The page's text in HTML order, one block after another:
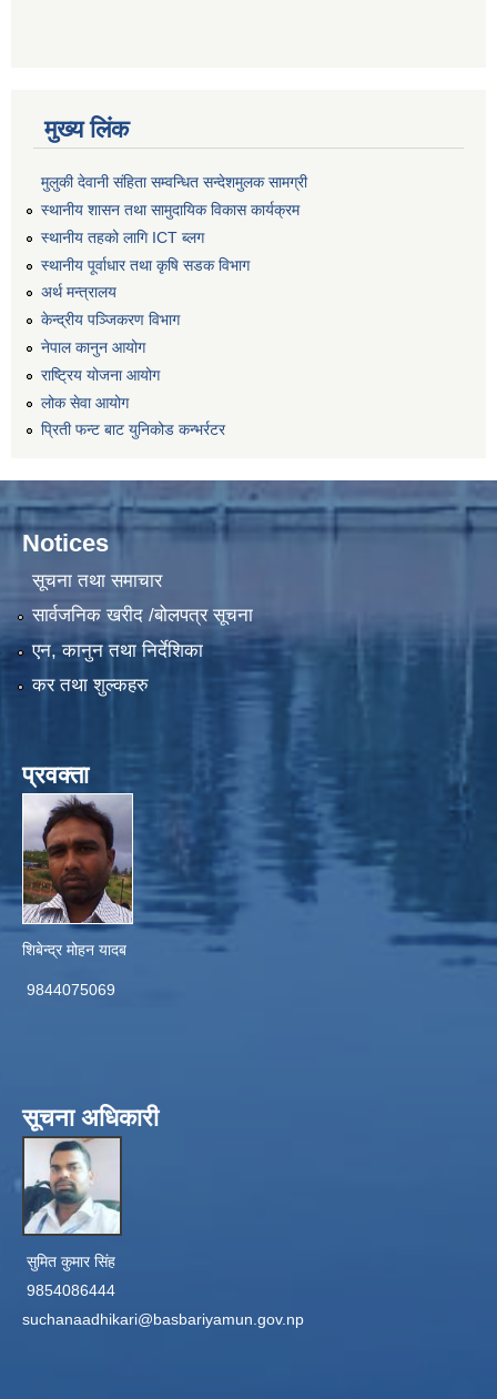
मुख्य लिंक
मुलुकी देवानी संहिता सम्वन्धित सन्देशमुलक सामग्री
स्थानीय शासन तथा सामुदायिक विकास कार्यक्रम
स्थानीय तहको लागि ICT ब्लग
स्थानीय पूर्वाधार तथा कृषि सडक विभाग
अर्थ मन्त्रालय
केन्द्रीय पञ्जिकरण विभाग
नेपाल कानुन आयोग
राष्ट्रिय योजना आयोग
लोक सेवा आयोग
प्रिती फन्ट बाट युनिकोड कन्भर्रटर
Notices
सूचना तथा समाचार
सार्वजनिक खरीद /बोलपत्र सूचना
एन, कानुन तथा निर्देशिका
कर तथा शुल्कहरु
प्रवक्ता
शिबेन्द्र मोहन यादब
9844075069
सूचना अधिकारी
सुमित कुमार सिंह
9854086444
suchanaadhikari@basbariyamun.gov.np